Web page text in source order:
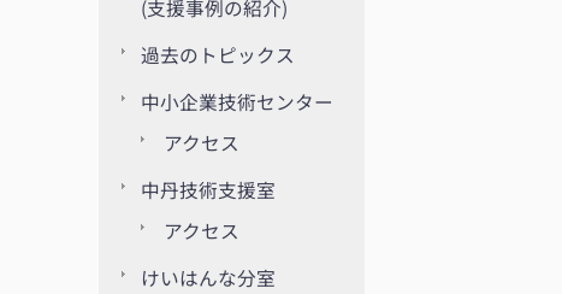
(支援事例の紹介)
過去のトピックス
中小企業技術センター
アクセス
中丹技術支援室
アクセス
けいはんな分室